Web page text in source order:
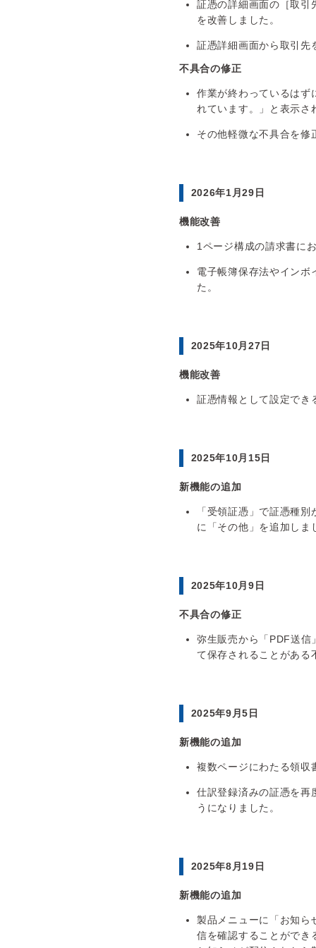
証憑の詳細画面の［取引
を改善しました。
証憑詳細画面から取引先
不具合の修正
作業が終わっているはず
れています。」と表示さ
その他軽微な不具合を修
2026年1月29日
機能改善
1ページ構成の請求書に
電子帳簿保存法やインボ
た。
2025年10月27日
機能改善
証憑情報として設定でき
2025年10月15日
新機能の追加
「受領証憑」で証憑種
に「その他」を追加しま
2025年10月9日
不具合の修正
弥生販売から「PDF送信
て保存されることがある
2025年9月5日
新機能の追加
複数ページにわたる領収
仕訳登録済みの証憑を再
うになりました。
2025年8月19日
新機能の追加
製品メニューに「お知ら
信を確認することができ